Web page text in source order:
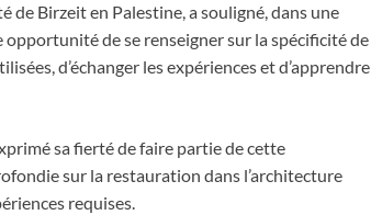
de Birzeit en Palestine, a souligné, dans une
de se renseigner sur la spécificité de
d’échanger les expériences et d’apprendre
sa fierté de faire partie de cette
sur la restauration dans l’architecture
requises.